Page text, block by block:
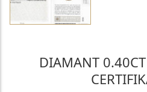
DIAMANT